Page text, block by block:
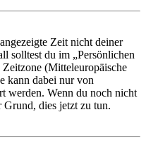
Zeit nicht deiner
solltest du im „Persönlichen
(Mitteleuropäische
kann dabei nur von
werden. Wenn du noch nicht
Grund, dies jetzt zu tun.